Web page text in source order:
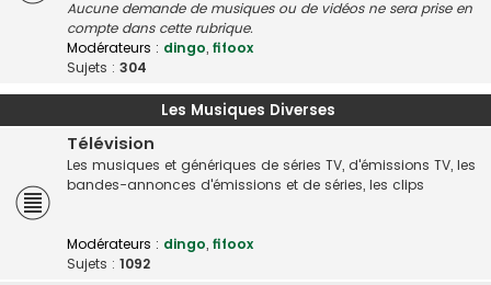
Aucune demande de musiques ou de vidéos ne sera prise en
compte dans cette rubrique.
Modérateurs : dingo, fifoox
Sujets : 304
Les Musiques Diverses
Télévision
Les musiques et génériques de séries TV, d'émissions TV, les
bandes-annonces d'émissions et de séries, les clips
Modérateurs : dingo, fifoox
Sujets : 1092